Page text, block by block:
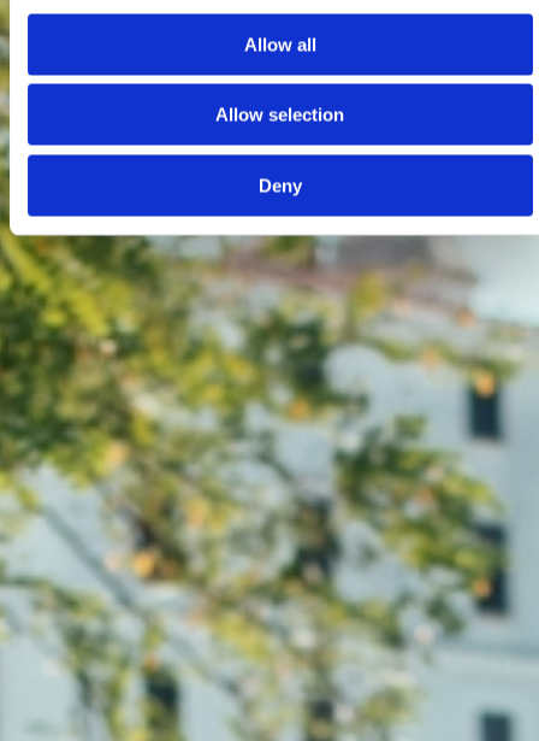
Allow all
Allow selection
Deny